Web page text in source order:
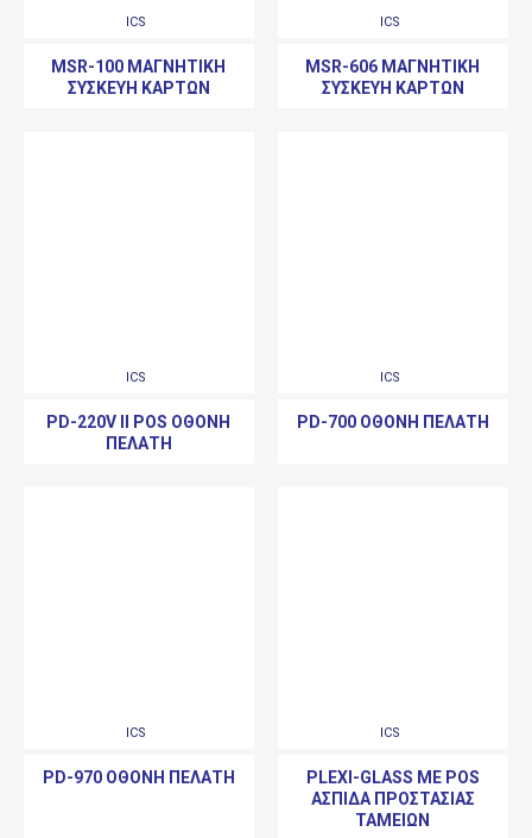
ICS
MSR-100 ΜΑΓΝΗΤΙΚΉ
ΣΥΣΚΕΥΉ ΚΑΡΤΏΝ
ICS
MSR-606 ΜΑΓΝΗΤΙΚΉ
ΣΥΣΚΕΥΉ ΚΑΡΤΏΝ
ICS
PD-220V II POS ΟΘΌΝΗ
ΠΕΛΆΤΗ
ICS
PD-700 ΟΘΌΝΗ ΠΕΛΆΤΗ
ICS
PD-970 ΟΘΌΝΗ ΠΕΛΆΤΗ
ICS
PLEXI-GLASS ΜΕ POS
ΑΣΠΊΔΑ ΠΡΟΣΤΑΣΊΑΣ
ΤΑΜΕΊΩΝ